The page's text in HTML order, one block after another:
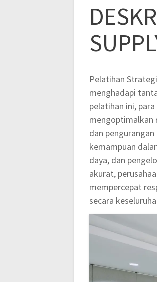
Pelatihan
menghadapi
pelatihan ini,
mengoptimalkan
dan
kemampuan
daya, dan
akurat,
mempercepat
secara